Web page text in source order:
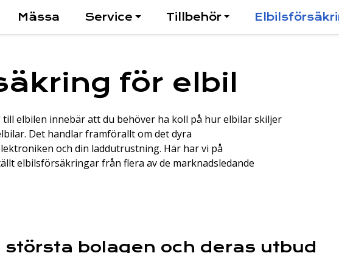
Mässa Service Tillbehör
för elbil
elbilen innebär att du behöver ha koll på hur elbilar skiljer
Det handlar framförallt om det dyra
och din laddutrustning. Här har vi på
elbilsförsäkringar från flera av de marknadsledande
största bolagen och deras utbud